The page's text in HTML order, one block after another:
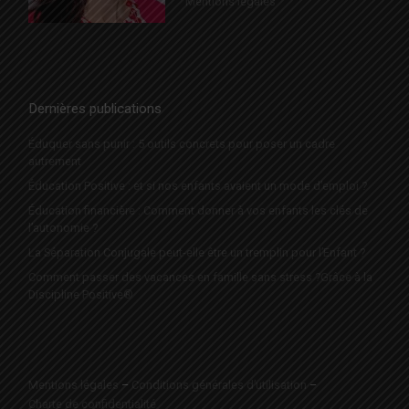
Dernières publications
Éduquer sans punir : 5 outils concrets pour poser un cadre
autrement
Éducation Positive : et si nos enfants avaient un mode d’emploi ?
Éducation financière : Comment donner à vos enfants les clés de
l’autonomie ?
La Séparation Conjugale peut-elle être un tremplin pour l’Enfant ?
Comment passer des vacances en famille sans stress ?Grâce à la
Discipline Positive®
Mentions légales – Conditions générales d’utilisation –
Charte de confidentialité